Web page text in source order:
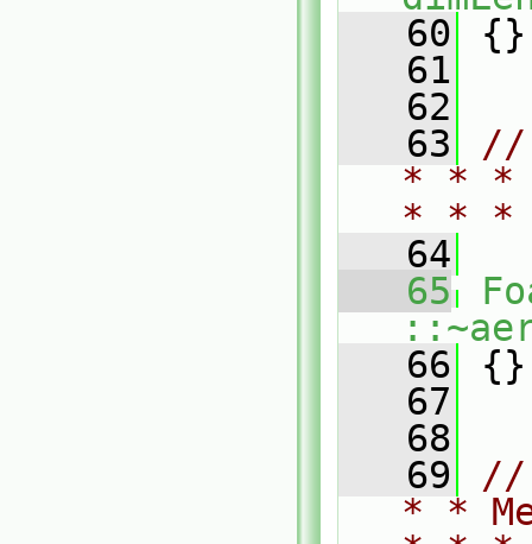
   60
{}
   61
   62
   63
//
* * *
* *
   64
   65
   66
{}
   67
   68
   69
//
* *